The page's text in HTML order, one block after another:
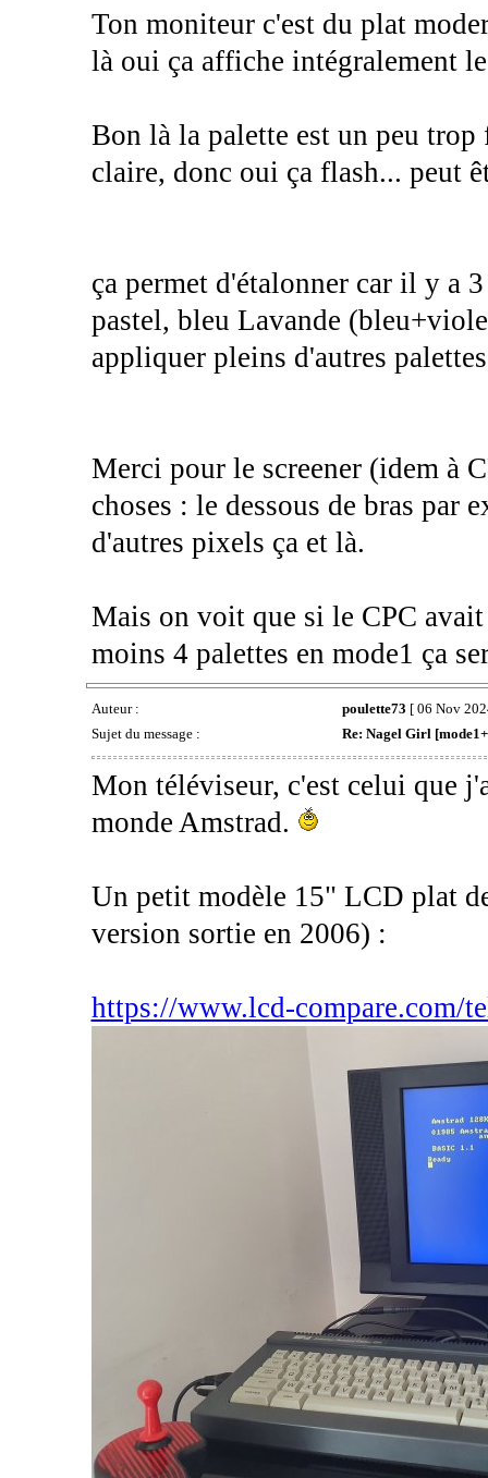
Ton moniteur c'est du plat
là oui ça affiche intégralement
Bon là la palette est un peu
claire, donc oui ça flash... peut
ça permet d'étalonner car il y a
pastel, bleu Lavande
appliquer pleins d'autres
Merci pour le screener (idem à
choses : le dessous de bras par
d'autres pixels ça et là.
Mais on voit que si le CPC avait
moins 4 palettes en mode1 ça
Auteur : poulette73 [ 06 Nov
Sujet du message :
Re: Nagel Girl
Mon téléviseur, c'est celui que
monde Amstrad.
Un petit modèle 15" LCD plat
version sortie en 2006) :
https://www.lcd-compare.com/